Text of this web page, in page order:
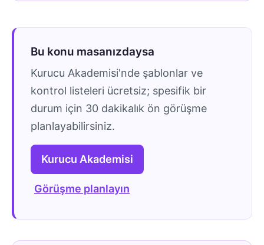
Bu konu masanızdaysa
Kurucu Akademisi'nde şablonlar ve
kontrol listeleri ücretsiz; spesifik bir
durum için 30 dakikalık ön görüşme
planlayabilirsiniz.
Kurucu Akademisi
Görüşme planlayın